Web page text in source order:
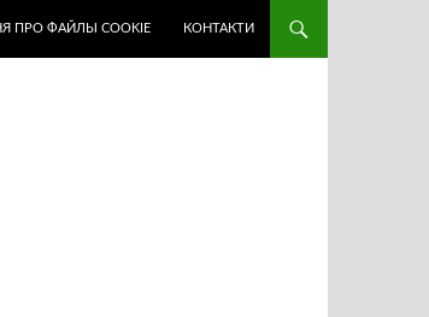
ПРО ФАЙЛЫ COOKIE КОНТАКТИ